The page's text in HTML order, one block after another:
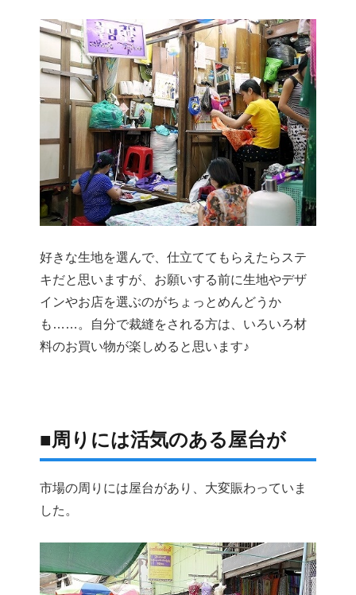
好きな生地を選んで、仕立ててもらえたらステ
キだと思いますが、お願いする前に生地やデザ
インやお店を選ぶのがちょっとめんどうか
も……。自分で裁縫をされる方は、いろいろ材
料のお買い物が楽しめると思います♪
■周りには活気のある屋台が
市場の周りには屋台があり、大変賑わっていま
した。